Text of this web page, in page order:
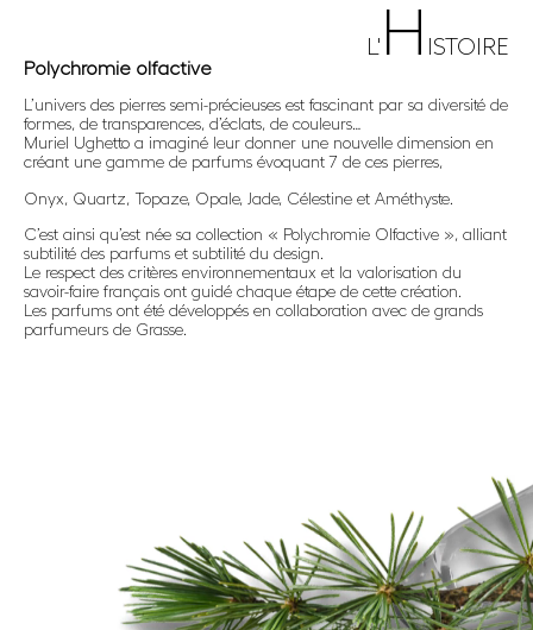
L' H ISTOIRE
Polychromie olfactive
L’univers des pierres semi-précieuses est fascinant par sa diversité de
formes, de transparences, d’éclats, de couleurs…
Muriel Ughetto a imaginé leur donner une nouvelle dimension en
créant une gamme de parfums évoquant 7 de ces pierres,
Onyx, Quartz, Topaze, Opale, Jade, Célestine et Améthyste.
C’est ainsi qu’est née sa collection « Polychromie Olfactive », alliant
subtilité des parfums et subtilité du design.
Le respect des critères environnementaux et la valorisation du
savoir-faire français ont guidé chaque étape de cette création.
Les parfums ont été développés en collaboration avec de grands
parfumeurs de Grasse.